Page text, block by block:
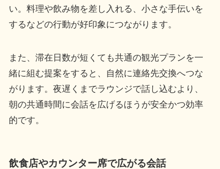
い。料理や飲み物を差し入れる、小さな手伝いを
するなどの行動が好印象につながります。
また、滞在日数が短くても共通の観光プランを一
緒に組む提案をすると、自然に連絡先交換へつな
がります。夜遅くまでラウンジで話し込むより、
朝の共通時間に会話を広げるほうが安全かつ効率
的です。
飲食店やカウンター席で広がる会話